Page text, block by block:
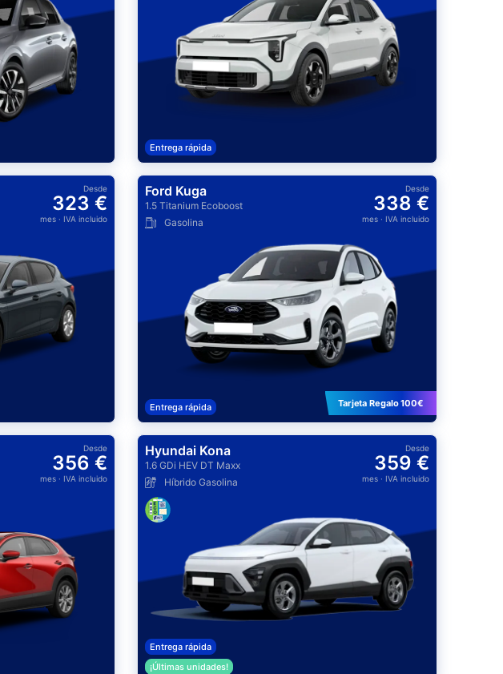
Entrega rápida
Desde
323 €
mes· IVA incluido
Ford Kuga
1.5 Titanium Ecoboost
Gasolina
Desde
338 €
mes· IVA incluido
Entrega rápida Tarjeta Regalo 100€
Desde
356 €
mes· IVA incluido
Hyundai Kona
1.6 GDi HEV DT Maxx
Híbrido Gasolina
Desde
359 €
mes· IVA incluido
Entrega rápida
¡Últimas unidades!